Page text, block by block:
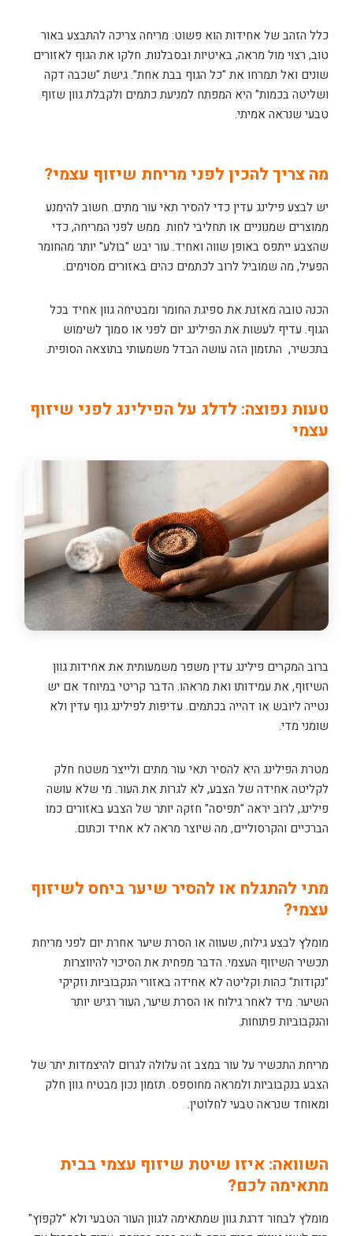
כלל הזהב של אחידות הוא פשוט: מריחה צריכה להתבצע באור
טוב, רצוי מול מראה, באיטיות ובסבלנות. חלקו את הגוף לאזורים
שונים ואל תמרחו את "כל הגוף בבת אחת". גישת "שכבה דקה
ושליטה בכמות" היא המפתח למניעת כתמים ולקבלת גוון שזוף
טבעי שנראה אמיתי.
מה צריך להכין לפני מריחת שיזוף עצמי?
יש לבצע פילינג עדין כדי להסיר תאי עור מתים. חשוב להימנע
ממוצרים שמנוניים או תחליבי לחות ממש לפני המריחה, כדי
שהצבע ייתפס באופן שווה ואחיד. עור יבש "בולע" יותר מהחומר
הפעיל, מה שמוביל לרוב לכתמים כהים באזורים מסוימים.
הכנה טובה מאזנת את ספיגת החומר ומבטיחה גוון אחיד בכל
הגוף. עדיף לעשות את הפילינג יום לפני או סמוך לשימוש
בתכשיר, התזמון הזה עושה הבדל משמעותי בתוצאה הסופית.
טעות נפוצה: לדלג על הפילינג לפני שיזוף
עצמי
ברוב המקרים פילינג עדין משפר משמעותית את אחידות גוון
השיזוף, את עמידותו ואת מראהו. הדבר קריטי במיוחד אם יש
נטייה ליובש או דהייה בכתמים. עדיפות לפילינג גוף עדין ולא
שומני מדי.
מטרת הפילינג היא להסיר תאי עור מתים ולייצר משטח חלק
לקליטה אחידה של הצבע, לא לגרות את העור. מי שלא עושה
פילינג, לרוב יראה "תפיסה" חזקה יותר של הצבע באזורים כמו
הברכיים והקרסוליים, מה שיוצר מראה לא אחיד וכתום.
מתי להתגלח או להסיר שיער ביחס לשיזוף
עצמי?
מומלץ לבצע גילוח, שעווה או הסרת שיער אחרת יום לפני מריחת
תכשיר השיזוף העצמי. הדבר מפחית את הסיכוי להיווצרות
"נקודות" כהות וקליטה לא אחידה באזורי הנקבוביות וזקיקי
השיער. מיד לאחר גילוח או הסרת שיער, העור רגיש יותר
והנקבוביות פתוחות.
מריחת התכשיר על עור במצב זה עלולה לגרום להיצמדות יתר של
הצבע בנקבוביות ולמראה מחוספס. תזמון נכון מבטיח גוון חלק
ומאוחד שנראה טבעי לחלוטין.
השוואה: איזו שיטת שיזוף עצמי בבית
מתאימה לכם?
מומלץ לבחור דרגת גוון שמתאימה לגוון העור הטבעי ולא "לקפוץ"